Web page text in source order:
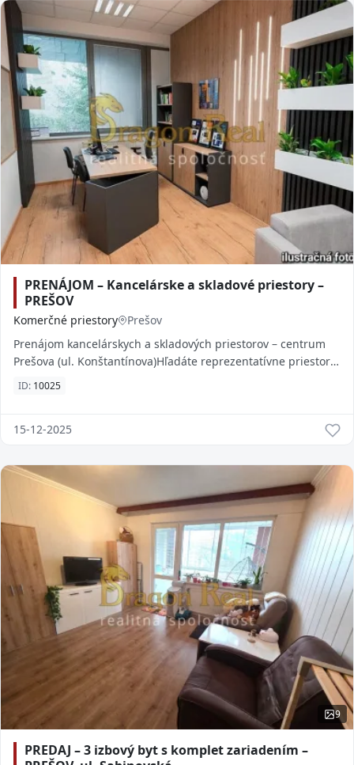
PRENÁJOM – Kancelárske a skladové priestory –
PREŠOV
Komerčné priestory
Prešov
Prenájom kancelárskych a skladových priestorov – centrum
Prešova (ul. Konštantínova)Hľadáte reprezentatívne priestory
pre vaše podnikanie priamo v srd
ID: 10025
15-12-2025
9
PREDAJ – 3 izbový byt s komplet zariadením –